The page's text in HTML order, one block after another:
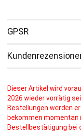
GPSR
Dieser Artikel wird
2026 wieder vorrätig
Bestellungen werden
bekommen momentan
Bestellbestätigung bei